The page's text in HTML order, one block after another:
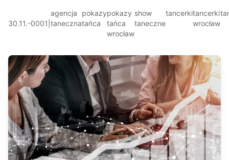
30.11.-0001
agencja
taneczna
pokazy
tańca
pokazy
tańca
wrocław
show
taneczne
tancerkitancerki
wrocław